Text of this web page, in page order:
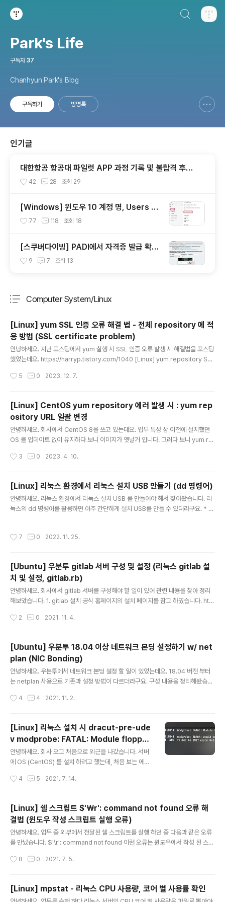
Park's Life
구독자 37
Chanhyun Park's Blog
구독하기 방명록
인기글
대한항공 항공대 파일럿 APP 과정 기록 및 불합격 후기
(인적성, 건강검진 등)
42 28 조회 29
[Windows] 윈도우 10 계정 명, Users 폴
더 한글에서 영어로 변경
77 118 조회 18
[스쿠버다이빙] PADI에서 자격증 발급 확인
하기
9 7 조회 13
Computer System/Linux
[Linux] yum SSL 인증 오류 해결 법 - 전체 repository 에 적
용 방법 (SSL certificate problem)
안녕하세요. 지난 포스팅에서 yum 실행 시 SSL 인증 오류 발생 시 해결법을 포스팅
했었는데요. https://harryp.tistory.com/1040 [Linux] yum repository SSL
외부 네트워크가 연결되어 있다 하더라도 SSL 인증 문제로 yum 사용이 어려울 수
sitory 에 일괄로 적용하는 방법을 알게되어 공유 드립니다. 방법은 무지 간단합니
다. yum conf 파일인 /etc/yum.conf..
5 0 2023. 12. 7.
[Linux] CentOS yum repository 에러 발생 시 : yum rep
ository URL 일괄 변경
안녕하세요. 회사에서 CentOS 8을 쓰고 있는데요. 업무 특성 상 이전에 설치했던
OS 를 업데이트 없이 유지하다 보니 이미지가 옛날거 입니다. 그러다 보니 yum re
하였습니다. 간단한 명령어를 통해 yum repository의 URL 을 변경하는 방법을
list/#mirrorlist/g' /etc/yum.repos.d/CentOS-Linux-* CentOS의 기본 yu
m..
3 0 2023. 4. 10.
[Linux] 리눅스 환경에서 리눅스 설치 USB 만들기 (dd 명령어)
안녕하세요. 리눅스 환경에서 리눅스 설치 USB 를 만들어야 해서 찾아봤습니다. 리
눅스의 dd 명령어를 활용하면 아주 간단하게 설치 USB를 만들 수 있더라구요. * 윈
(윈도우에서 리눅스 설치 USB 만들기) 안녕하세요. 윈도우 USB 설치하기 포스팅에
tistory.com 먼저 8기가 이상의 USB 메모리를 준비 해주시구요. 리눅스 이미지 ..
7 0 2022. 11. 25.
[Ubuntu] 우분투 gitlab 서버 구성 및 설정 (리눅스 gitlab 설
치 및 설정, gitlab.rb)
안녕하세요. 회사에서 gitlab 서버를 구성해야 할 일이 있어 관련 내용을 찾아 정리
해보았습니다. 1. gitlab 설치 공식 홈페이지의 설치 페이지를 참고 하였습니다. http
he various GitLab installation packages and downloads for Ubuntu, D
다음 명령어들로 필수 패키지들을 설치해 줍니다. # sudo apt-get update # su
do apt-get install -y curl openssh-server c..
2 0 2021. 11. 4.
[Ubuntu] 우분투 18.04 이상 네트워크 본딩 설정하기 w/ net
plan (NIC Bonding)
안녕하세요. 우분투에서 네트워크 본딩 설정 할 일이 있었는데요. 18.04 버전 부터
는 netplan 사용으로 기존과 설정 방법이 다르더라구요. 구성 내용을 정리해봤습니
sudo apt-get install ifenslave 2. bonding 모듈 작업 다음 명령어로 bondin
주길 원하면, root 권한으로 / etc/modules 파일을 열어 다음의 내용을 추가해 줍
니다. bonding 3-1. 01-network-manager-all.yaml 파일 수정 다음 파일을 r
oot 권한으로 수정해 줍니다. /etc..
4 4 2021. 11. 2.
[Linux] 리눅스 설치 시 dracut-pre-ude
v modprobe: FATAL: Module floppy
not found 해결법
안녕하세요. 회사 오고 처음으로 외근을 나갔습니다. 서버
에 OS (CentOS) 를 설치 하려고 했는데, 처음 보는 에러
L: Module floopy not found in directory /lib/mod
ould not insert 'edd': No such device SEV: failed
to INIT error 0x13 여기 저기 찾아보다가 간단하게 해
결 하는 방법을 알게 되어 공유 드립니다. (설치 시 그래픽
관련 문제 같습니다.) 리눅스 설치 메뉴를 보시면 - Install
CentOS Linux xxxx - Test this media & ..
4 5 2021. 7. 14.
[Linux] 쉘 스크립트 $'￦r': command not found 오류 해
결법 (윈도우 작성 스크립트 실행 오류)
안녕하세요. 업무 중 외부에서 전달된 쉘 스크립트를 실행 하던 중 다음과 같은 오류
를 만났습니다. $'\r': command not found 이런 오류는 윈도우에서 작성 된 스크
용하는 개행문자 (줄 바꿈 문자, New Line 문자) 가 달라서 발생하는 오류 입니다.
\r$//' 파일명 위 명령어를 수행 시 파일의 \r 가 전부 치환되어 스크립트가 정상 수행
8 0 2021. 7. 5.
[Linux] mpstat - 리눅스 CPU 사용량, 코어 별 사용률 확인